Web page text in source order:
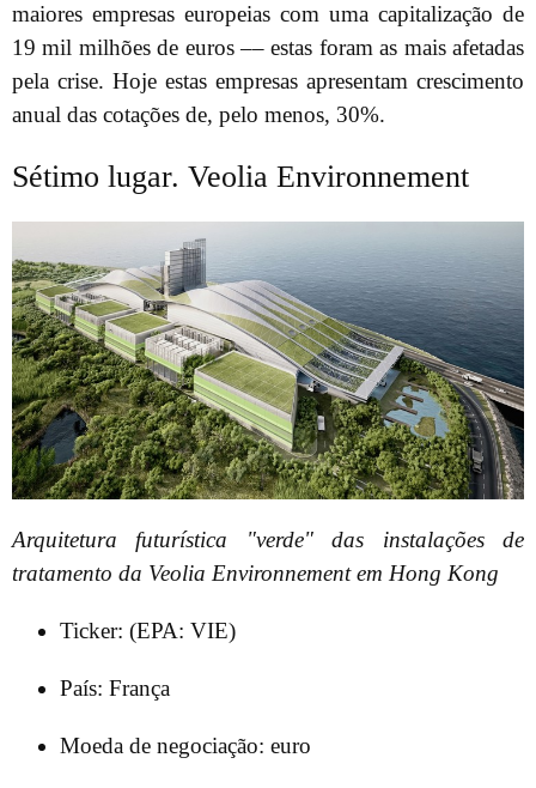
maiores empresas europeias com uma capitalização de
19 mil milhões de euros –– estas foram as mais afetadas
pela crise. Hoje estas empresas apresentam crescimento
anual das cotações de, pelo menos, 30%.
Sétimo lugar. Veolia Environnement
Arquitetura futurística "verde" das instalações de
tratamento da Veolia Environnement em Hong Kong
Ticker: (EPA: VIE)
País: França
Moeda de negociação: euro